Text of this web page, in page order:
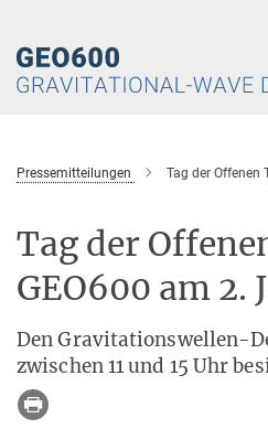
Pressemitteilungen Tag der Offenen
Tag der
GEO600 am 2.
Den Gravitationswellen-
zwischen 11 und 15 Uhr